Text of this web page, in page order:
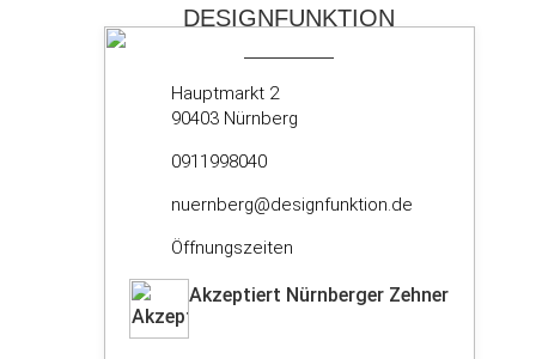
DESIGNFUNKTION
Hauptmarkt 2
90403 Nürnberg
0911998040
nuernberg@designfunktion.de
Öffnungszeiten
Akzeptiert Nürnberger Zehner